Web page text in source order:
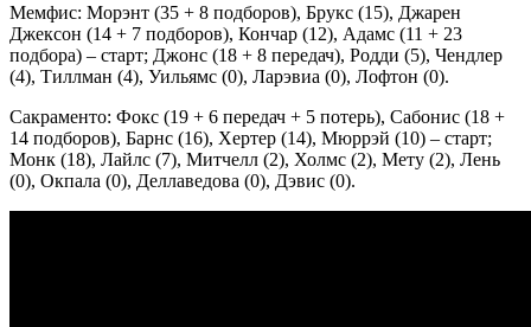
Мемфис: Морэнт (35 + 8 подборов), Брукс (15), Джарен
Джексон (14 + 7 подборов), Кончар (12), Адамс (11 + 23
подбора) – старт; Джонс (18 + 8 передач), Родди (5), Чендлер
(4), Тиллман (4), Уильямс (0), Ларэвиа (0), Лофтон (0).
Сакраменто: Фокс (19 + 6 передач + 5 потерь), Сабонис (18 +
14 подборов), Барнс (16), Хертер (14), Мюррэй (10) – старт;
Монк (18), Лайлс (7), Митчелл (2), Холмс (2), Мету (2), Лень
(0), Окпала (0), Деллаведова (0), Дэвис (0).